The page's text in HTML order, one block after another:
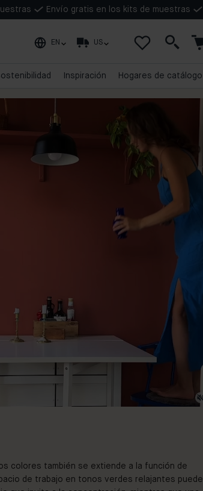
Envío gratis en los kits de muestras
EN US
Inspiración Hogares de catálogo
colores también se extiende a la función de
de trabajo en tonos verdes relajantes puede